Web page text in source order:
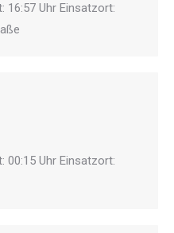
16:57 Uhr Einsatzort:
00:15 Uhr Einsatzort: